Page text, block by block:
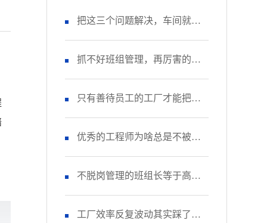
把这三个问题解决，车间就风
调雨顺了
抓不好班组管理，再厉害的工
厂终究走不远
只有善待员工的工厂才能把产
品做好！
优秀的工程师为啥总是不被重
视？
不脱岗管理的班组长等于高级
杂工
工厂效率反复波动其实踩了这